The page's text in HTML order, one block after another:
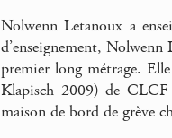
Nolwenn Letanoux a
d’enseignement,
premier long métrage.
Klapisch 2009) de
maison de bord de grève